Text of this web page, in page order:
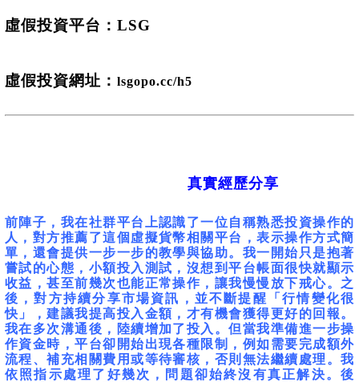
虛假投資平台： LSG
虛假投資網址： lsgopo.cc/h5
真實經歷分享
前陣子，我在社群平台上認識了一位自稱熟悉投資操作的
人，對方推薦了這個虛擬貨幣相關平台，表示操作方式簡
單，還會提供一步一步的教學與協助。我一開始只是抱著
嘗試的心態，小額投入測試，沒想到平台帳面很快就顯示
收益，甚至前幾次也能正常操作，讓我慢慢放下戒心。之
後，對方持續分享市場資訊，並不斷提醒「行情變化很
快」，建議我提高投入金額，才有機會獲得更好的回報。
我在多次溝通後，陸續增加了投入。但當我準備進一步操
作資金時，平台卻開始出現各種限制，例如需要完成額外
流程、補充相關費用或等待審核，否則無法繼續處理。我
依照指示處理了好幾次，問題卻始終沒有真正解決。後